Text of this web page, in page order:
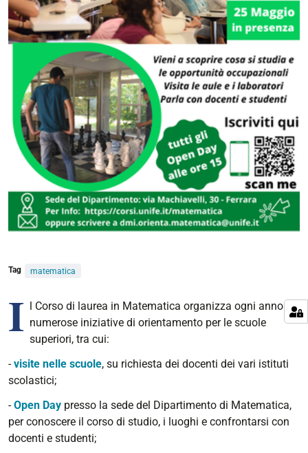
Tag matematica
I l Corso di laurea in Matematica organizza ogni anno
numerose iniziative di orientamento per le scuole
superiori, tra cui:
-visite nelle scuole, su richiesta dei docenti dei vari istituti
scolastici;
-Open Day presso la sede del Dipartimento di Matematica,
per conoscere il corso di studio, i luoghi e confrontarsi con
docenti e studenti;